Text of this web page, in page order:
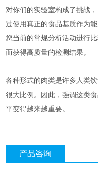
对你们的实验室构成了挑战
过使用真正的食品基质作为
您当前的常规分析活动进行
而获得高质量的检测结果。
各种形式的肉类是许多人类
很大比例。因此，强调这类
平变得越来越重要。
产品咨询